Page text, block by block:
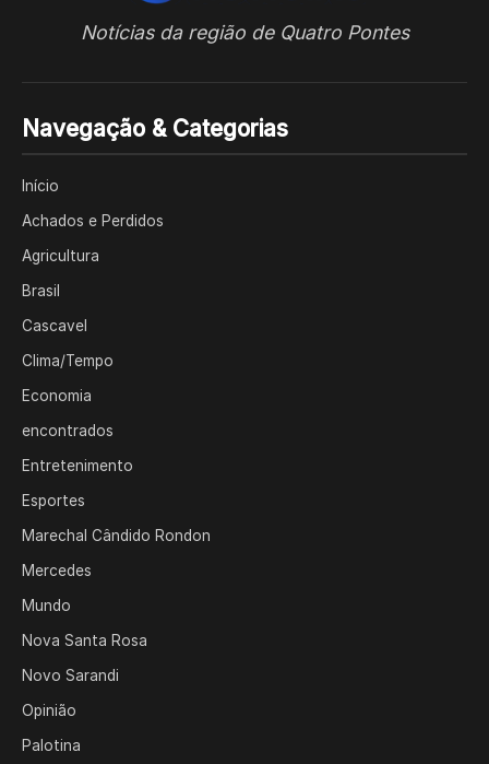
Notícias da região de Quatro Pontes
Navegação & Categorias
Início
Achados e Perdidos
Agricultura
Brasil
Cascavel
Clima/Tempo
Economia
encontrados
Entretenimento
Esportes
Marechal Cândido Rondon
Mercedes
Mundo
Nova Santa Rosa
Novo Sarandi
Opinião
Palotina